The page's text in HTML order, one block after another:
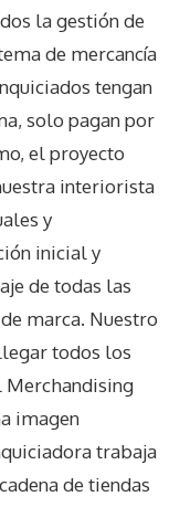
la gestión de
de mercancía
tengan
solo pagan por
el proyecto
interiorista
y
inicial y
de todas las
marca. Nuestro
todos los
Merchandising
imagen
trabaja
de tiendas